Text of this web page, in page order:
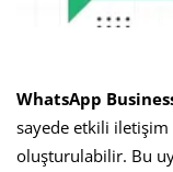
WhatsApp
sayede etkili
oluşturulabilir. Bu